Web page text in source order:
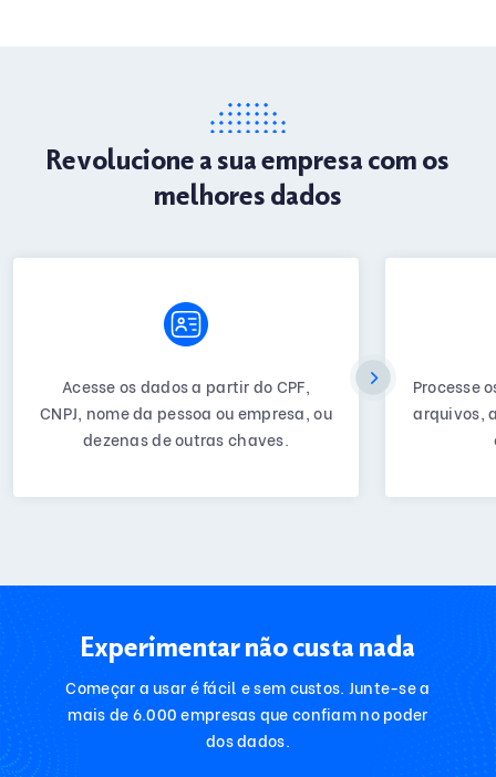
Revolucione a sua empresa com os
melhores dados
Acesse os dados a partir do CPF,
CNPJ, nome da pessoa ou empresa, ou
dezenas de outras chaves.
Processe
arquivos,
Experimentar não custa nada
Começar a usar é fácil e sem custos. Junte-se a
mais de 6.000 empresas que confiam no poder
dos dados.